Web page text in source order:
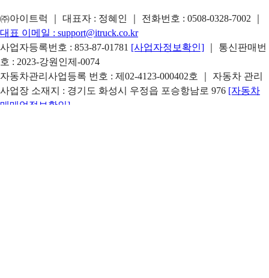
㈜아이트럭 ｜ 대표자 : 정혜인 ｜ 전화번호 : 0508-0328-7002
대표 이메일 : support@itruck.co.kr
사업자등록번호 : 853-87-01781 [사업자정보확인]
｜ 통신판매번
호 : 2023-강원인제-0074
자동차관리사업등록 번호 : 제02-4123-000402호 ｜ 자동차 관리
사업장 소재지 : 경기도 화성시 우정읍 포승항남로 976 [자동차
매매업정보확인]